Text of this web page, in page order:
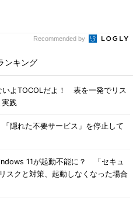
ンした環境なども含まれる。
でなく、裏でTelnetで別ユー
ョンとなり、同じサーバ上の同
る。
構造やサポートされている
。
次の回へ »
理者への道 ――
」
Recommended by
ンキング
いよTOCOLだよ！ 表を一発でリス
実践
「隠れた不要サービス」を停止して
11が起動不能に？ 「セキュ
スクと対策、起動しなくなった場合